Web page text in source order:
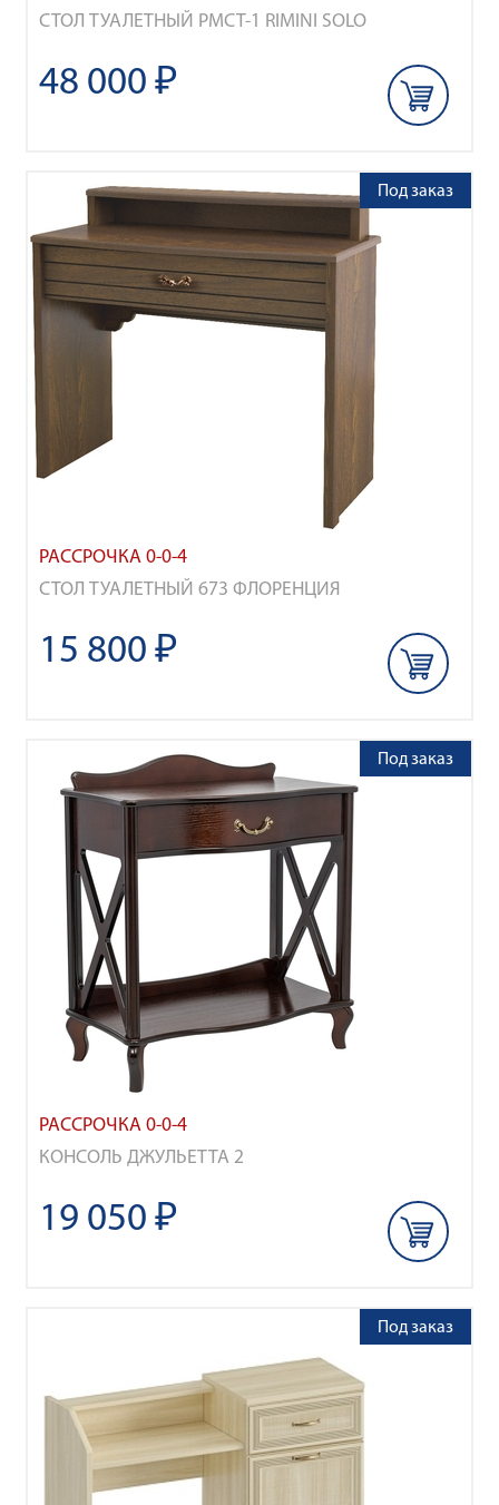
СТОЛ ТУАЛЕТНЫЙ РМСТ-1 RIMINI SOLO
48 000 ₽
РАССРОЧКА 0-0-4
СТОЛ ТУАЛЕТНЫЙ 673 ФЛОРЕНЦИЯ
Под заказ
15 800 ₽
РАССРОЧКА 0-0-4
КОНСОЛЬ ДЖУЛЬЕТТА 2
Под заказ
19 050 ₽
Под заказ